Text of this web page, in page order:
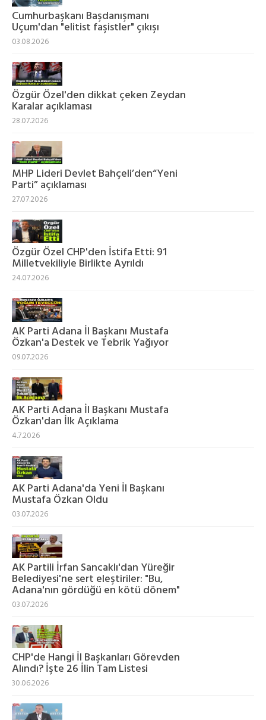
Cumhurbaşkanı Başdanışmanı
Uçum'dan "elitist faşistler" çıkışı
03.08.2026
Özgür Özel'den dikkat çeken Zeydan
Karalar açıklaması
28.07.2026
MHP Lideri Devlet Bahçeli’den“Yeni
Parti” açıklaması
27.07.2026
Özgür Özel CHP'den İstifa Etti: 91
Milletvekiliyle Birlikte Ayrıldı
24.07.2026
AK Parti Adana İl Başkanı Mustafa
Özkan'a Destek ve Tebrik Yağıyor
09.07.2026
AK Parti Adana İl Başkanı Mustafa
Özkan'dan İlk Açıklama
4.7.2026
AK Parti Adana'da Yeni İl Başkanı
Mustafa Özkan Oldu
03.07.2026
AK Partili İrfan Sancaklı'dan Yüreğir
Belediyesi'ne sert eleştiriler: "Bu,
Adana'nın gördüğü en kötü dönem"
03.07.2026
CHP'de Hangi İl Başkanları Görevden
Alındı? İşte 26 İlin Tam Listesi
30.06.2026